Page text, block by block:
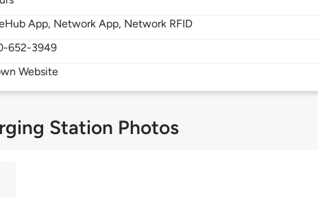
App, Network App, Network RFID
652-3949
Website
Station Photos